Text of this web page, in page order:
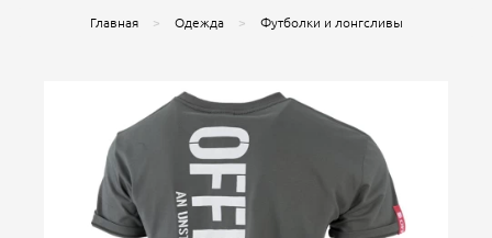
Главная Одежда Футболки и лонгсливы